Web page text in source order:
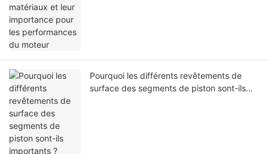
Pourquoi les différents revêtements de
surface des segments de piston sont-ils